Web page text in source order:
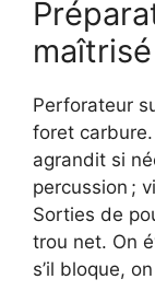
maîtrisé
Perforateur
foret
agrandit si
percussion ;
Sorties de
trou net. On
s’il bloque,